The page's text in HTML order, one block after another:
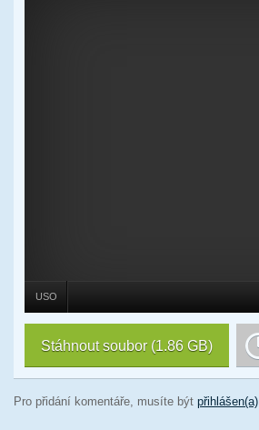
USO
Stáhnout soubor (1.86 GB)
Pro přidání komentáře, musíte být přihlášen(a)